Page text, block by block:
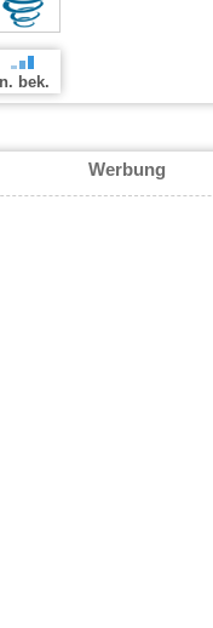
n. bek.
Werbung